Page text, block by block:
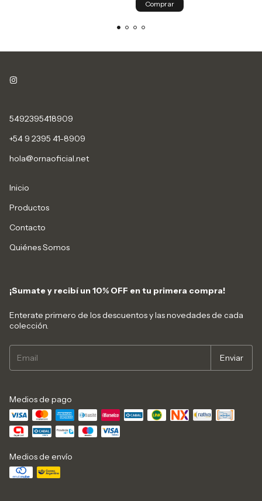
Comprar
5492395418909
+54 9 2395 41-8909
hola@ornaoficial.net
Inicio
Productos
Contacto
Quiénes Somos
¡Sumate y recibí un 10% OFF en tu primera compra!
Enterate primero de los descuentos y las novedades de cada
colección.
Medios de pago
Medios de envío